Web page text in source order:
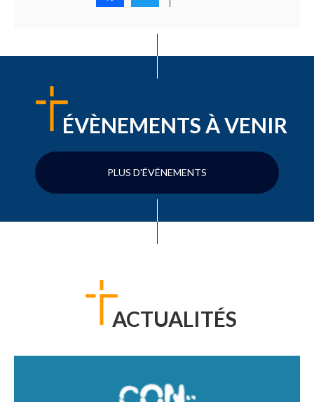
ÉVÈNEMENTS À VENIR
PLUS D'ÉVÉNEMENTS
ACTUALITÉS